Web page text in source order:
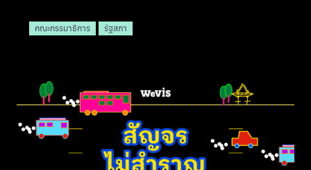
คณะกรรมาธิการ รัฐสภา